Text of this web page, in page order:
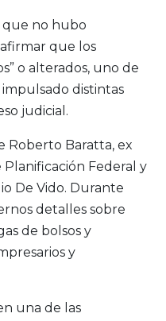
que no hubo
que los
o alterados, uno de
distintas
judicial.
Roberto Baratta, ex
Federal y
De Vido. Durante
detalles sobre
de bolsos y
y
una de las